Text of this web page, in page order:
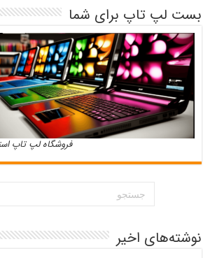
بست لپ تاپ برای شما
فروشگاه لپ تاپ
نوشته‌های اخیر